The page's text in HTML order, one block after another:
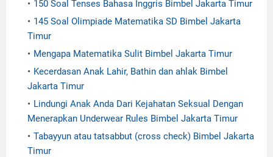
150 Soal Tenses Bahasa Inggris Bimbel Jakarta Timur
145 Soal Olimpiade Matematika SD Bimbel Jakarta
Timur
Mengapa Matematika Sulit Bimbel Jakarta Timur
Kecerdasan Anak Lahir, Bathin dan ahlak Bimbel
Jakarta Timur
Lindungi Anak Anda Dari Kejahatan Seksual Dengan
Menerapkan Underwear Rules Bimbel Jakarta Timur
Tabayyun atau tatsabbut (cross check) Bimbel Jakarta
Timur